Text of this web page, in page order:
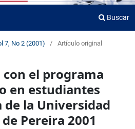
Buscar
7, No 2 (2001) / Artículo original
con el programa
en estudiantes
de la Universidad
Pereira 2001